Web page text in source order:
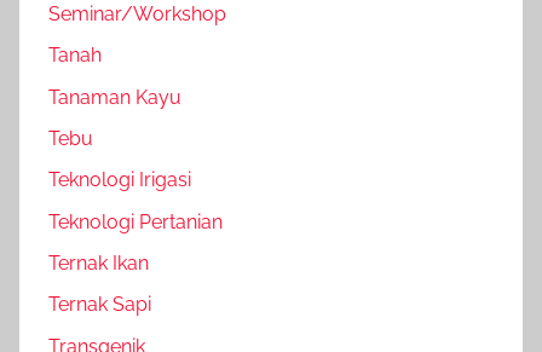
Seminar/Workshop
Tanah
Tanaman Kayu
Tebu
Teknologi Irigasi
Teknologi Pertanian
Ternak Ikan
Ternak Sapi
Transgenik